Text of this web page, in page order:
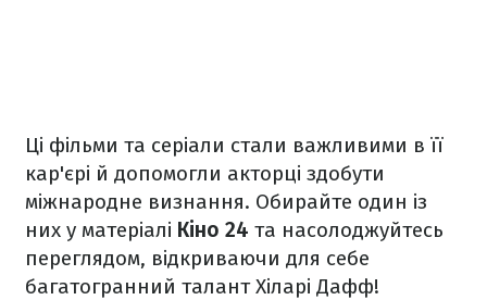
Ці фільми та серіали стали важливими в її
кар'єрі й допомогли акторці здобути
міжнародне визнання. Обирайте один із
них у матеріалі Кіно 24 та насолоджуйтесь
переглядом, відкриваючи для себе
багатогранний талант Хіларі Дафф!